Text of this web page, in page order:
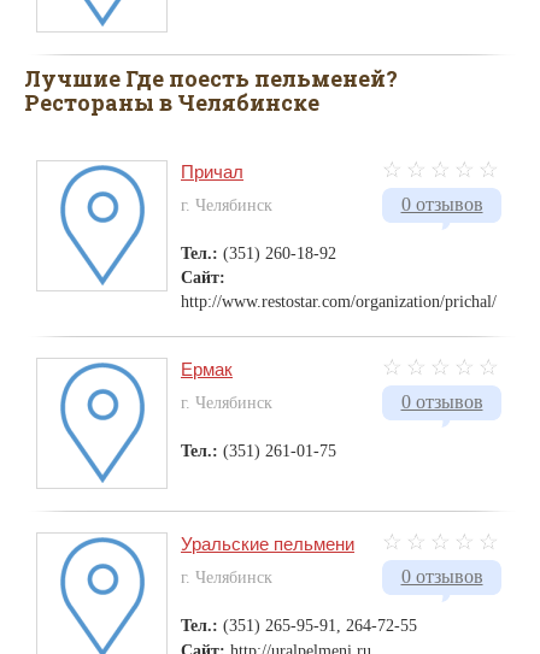
Лучшие Где поесть пельменей?
Рестораны в Челябинске
0 отзывов
Причал
г. Челябинск
Тел.: (351) 260-18-92
Сайт:
http://www.restostar.com/organization/prichal/
0 отзывов
Ермак
г. Челябинск
Тел.: (351) 261-01-75
0 отзывов
Уральские пельмени
г. Челябинск
Тел.: (351) 265-95-91, 264-72-55